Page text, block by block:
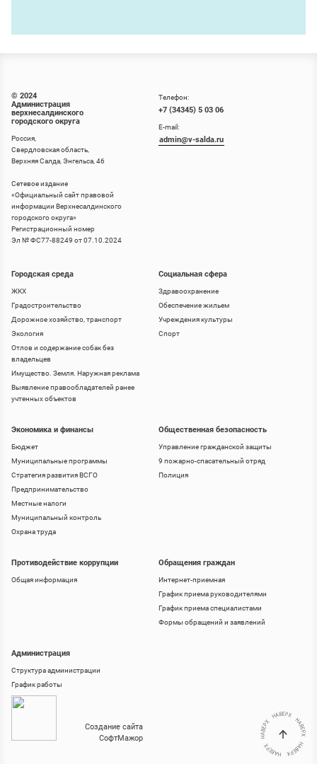
© 2024
Администрация
верхнесалдинского
городского округа
Россия,
Свердловская область,
Верхняя Салда, Энгельса, 46
Сетевое издание
«Официальный сайт правовой
информации Верхнесалдинского
городского округа»
Регистрационный номер
Эл № ФС77-88249 от 07.10.2024
Городская среда
ЖКХ
Градостроительство
Дорожное хозяйство, транспорт
Экология
Отлов и содержание собак без
владельцев
Имущество. Земля. Наружная реклама
Выявление правообладателей ранее
учтенных объектов
Социальная сфера
Здравоохранение
Обеспечение жильем
Учреждения культуры
Спорт
Телефон:
+7 (34345) 5 03 06
E-mail:
admin@v-salda.ru
Экономика и финансы
Бюджет
Муниципальные программы
Стратегия развития ВСГО
Предпринимательство
Местные налоги
Муниципальный контроль
Охрана труда
Общественная безопасность
Управление гражданской защиты
9 пожарно-спасательный отряд
Полиция
Противодействие коррупции
Общая информация
Обращения граждан
Интернет-приемная
График приема руководителями
График приема специалистами
Формы обращений и заявлений
Администрация
Структура администрации
График работы
Создание сайта
СофтМажор